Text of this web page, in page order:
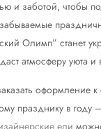
и заботой, чтобы
Олимп” станет
атмосферу уюта и
оформление
празднику в году
ели